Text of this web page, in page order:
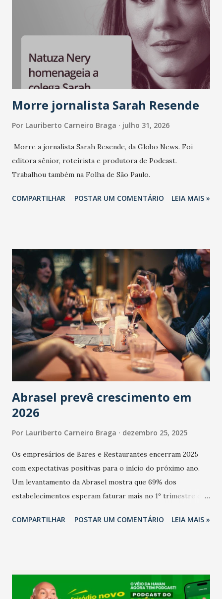
liderança e estratégia. - Vivemos um momento em que todo
mundo fala muito e poucos entregam de verdade. O NM2B
sempre existiu para dar palco a quem constrói com
consistência, e nesta edição isso fica ainda mais claro.
Vamos reforçar que ser genuíno sustenta a confiança entre
marcas, pessoas e mercado", afirma Tamires So...
Morre jornalista Sarah Resende
Por Lauriberto Carneiro Braga julho 31, 2026
Morre a jornalista Sarah Resende, da Globo News. Foi
editora sênior, roteirista e produtora de Podcast.
Trabalhou também na Folha de São Paulo.
COMPARTILHAR POSTAR UM COMENTÁRIO LEIA MAIS »
Abrasel prevê crescimento em
2026
Por Lauriberto Carneiro Braga dezembro 25, 2025
Os empresários de Bares e Restaurantes encerram 2025
com expectativas positivas para o início do próximo ano.
Um levantamento da Abrasel mostra que 69% dos
estabelecimentos esperam faturar mais no 1º trimestre de
relação ao último trimestre deste ano, 56% também
confraternizações de fim de ano e pelo pagamento do 13º
Salário para um número maior de trabalhadores, já que o
COMPARTILHAR POSTAR UM COMENTÁRIO LEIA MAIS »